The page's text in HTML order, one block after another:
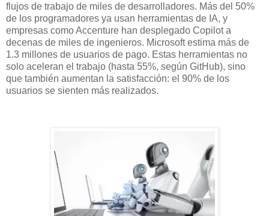
flujos de trabajo de miles de desarrolladores. Más del 50%
de los programadores ya usan herramientas de IA, y
empresas como Accenture han desplegado Copilot a
decenas de miles de ingenieros. Microsoft estima más de
1.3 millones de usuarios de pago. Estas herramientas no
solo aceleran el trabajo (hasta 55%, según GitHub), sino
que también aumentan la satisfacción: el 90% de los
usuarios se sienten más realizados.